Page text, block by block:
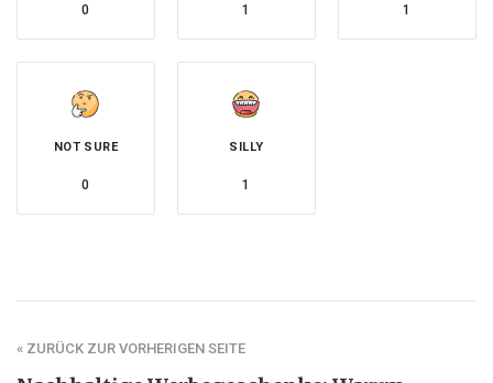
0 1 1
NOT SURE
0
SILLY
1
« ZURÜCK ZUR VORHERIGEN SEITE